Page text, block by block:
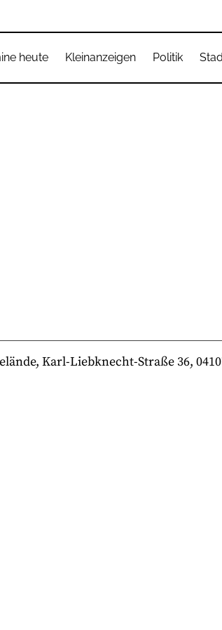
heute Kleinanzeigen Politik
Karl-Liebknecht-Straße 36,